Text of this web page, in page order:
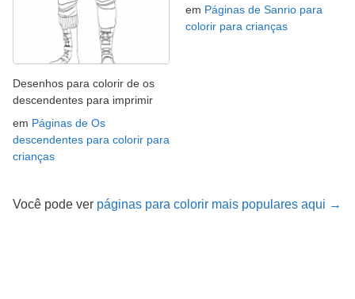
Desenhos para colorir de os
descendentes para imprimir
em Páginas de Os
descendentes para colorir para
crianças
em Páginas de Sanrio para
colorir para crianças
Você pode ver páginas para colorir mais populares aqui →